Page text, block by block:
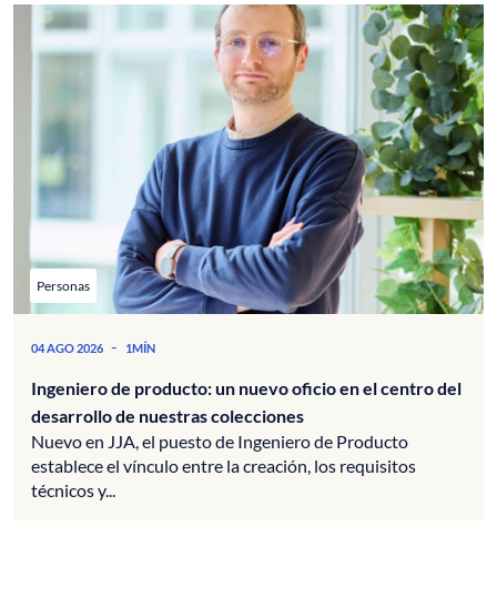
Personas
04 AGO 2026 - 1MÍN
Ingeniero de producto: un nuevo oficio en el centro del
desarrollo de nuestras colecciones
Nuevo en JJA, el puesto de Ingeniero de Producto
establece el vínculo entre la creación, los requisitos
técnicos y...